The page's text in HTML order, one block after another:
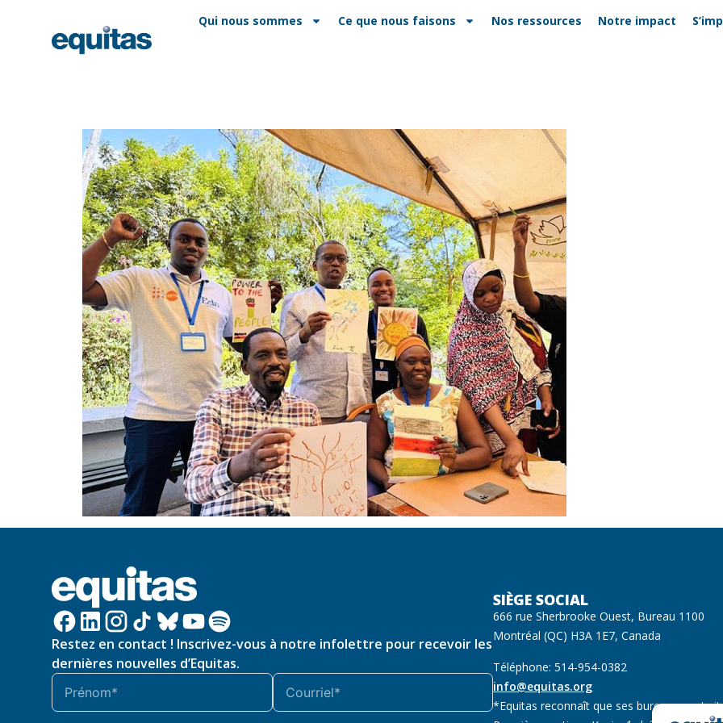
Qui nous sommes Ce que nous faisons Nos ressources Notre impact
Restez en contact ! Inscrivez-vous à notre infolettre pour recevoir les
dernières nouvelles d’Equitas.
SIÈGE SOCIAL
666 rue Sherbrooke Ouest, Bureau 1100
Montréal (QC) H3A 1E7, Canada
Téléphone: 514-954-0382
info@equitas.org
*Equitas reconnaît que ses bureaux sont